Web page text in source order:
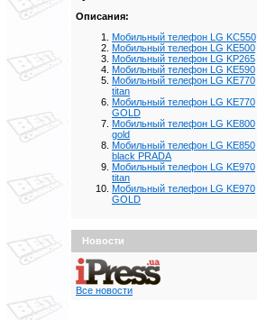
Описания:
Мобильный телефон LG KC550
Мобильный телефон LG KE500
Мобильный телефон LG KP265
Мобильный телефон LG KE590
Мобильный телефон LG KE770
titan
Мобильный телефон LG KE770
GOLD
Мобильный телефон LG KE800
gold
Мобильный телефон LG KE850
black PRADA
Мобильный телефон LG KE970
titan
Мобильный телефон LG KE970
GOLD
Новости
Все новости